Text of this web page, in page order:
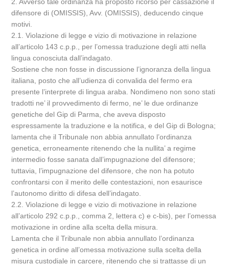
difensore di (OMISSIS), Avv. (OMISSIS), deducendo cinque
motivi.
2.1. Violazione di legge e vizio di motivazione in relazione
all’articolo 143 c.p.p., per l’omessa traduzione degli atti nella
lingua conosciuta dall’indagato.
Sostiene che non fosse in discussione l’ignoranza della lingua
italiana, posto che all’udienza di convalida del fermo era
presente l’interprete di lingua araba. Nondimeno non sono stati
tradotti ne’ il provvedimento di fermo, ne’ le due ordinanze
genetiche del Gip di Parma, che aveva disposto
espressamente la traduzione e la notifica, e del Gip di Bologna;
lamenta che il Tribunale non abbia annullato l’ordinanza
genetica, erroneamente ritenendo che la nullita’ a regime
intermedio fosse sanata dall’impugnazione del difensore;
tuttavia, l’impugnazione del difensore, che non ha potuto
confrontarsi con il merito delle contestazioni, non esaurisce
l’autonomo diritto di difesa dell’indagato.
2.2. Violazione di legge e vizio di motivazione in relazione
all’articolo 292 c.p.p., comma 2, lettera c) e c-bis), per l’omessa
motivazione in ordine alla scelta della misura.
Lamenta che il Tribunale non abbia annullato l’ordinanza
genetica in ordine all’omessa motivazione sulla scelta della
misura custodiale in carcere, ritenendo che si trattasse di un